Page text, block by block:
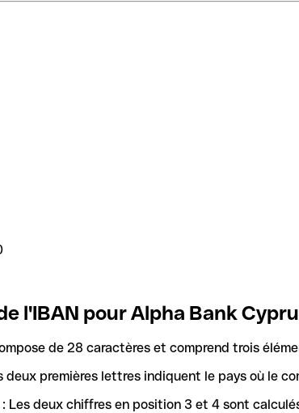
l'IBAN pour Alpha Bank
de 28 caractères et comprend trois
deux premières lettres indiquent le pays où le
: Les deux chiffres en position 3 et 4 sont